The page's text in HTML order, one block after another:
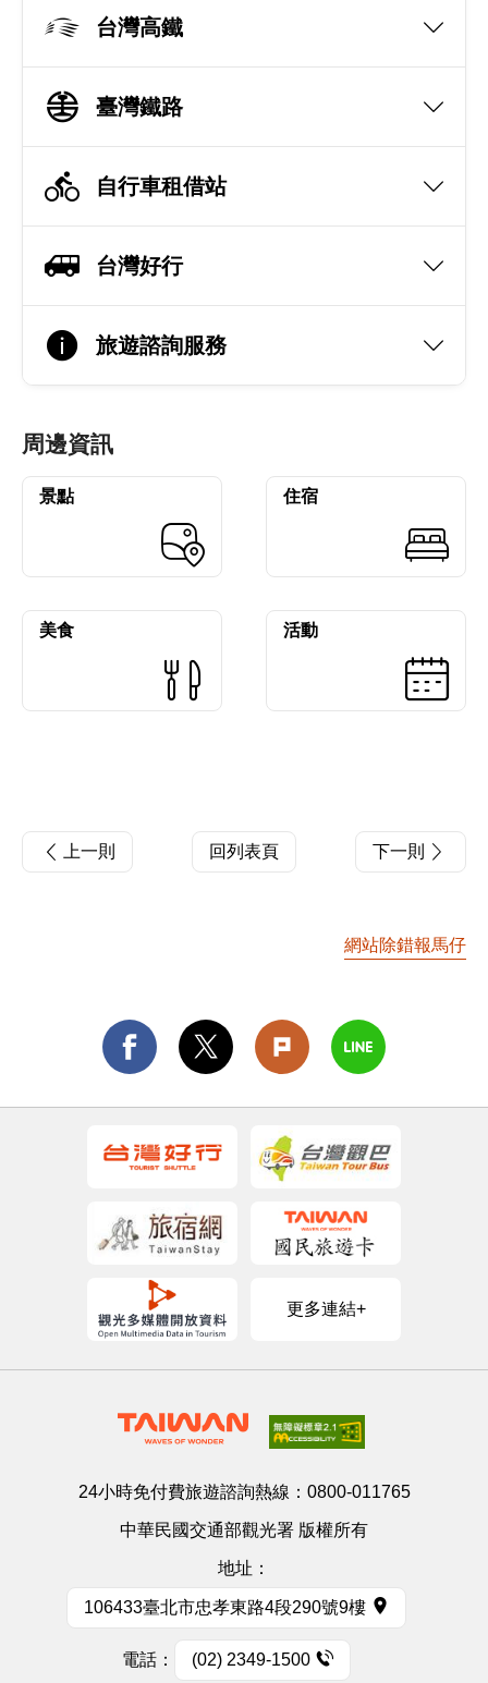
台灣高鐵
臺灣鐵路
自行車租借站
台灣好行
旅遊諮詢服務
周邊資訊
景點 住宿
美食 活動
上一則 回列表頁 下一則
網站除錯報馬仔
更多連結+
24小時免付費旅遊諮詢熱線： 0800-011765
中華民國交通部觀光署 版權所有
地址：
106433臺北市忠孝東路4段290號9樓
電話： (02) 2349-1500